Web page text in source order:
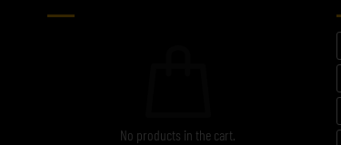
No products in the cart.